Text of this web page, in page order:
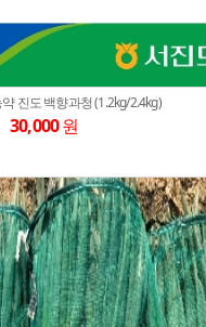
진도 백향과청 (1.2kg/2.4kg)
30,000원